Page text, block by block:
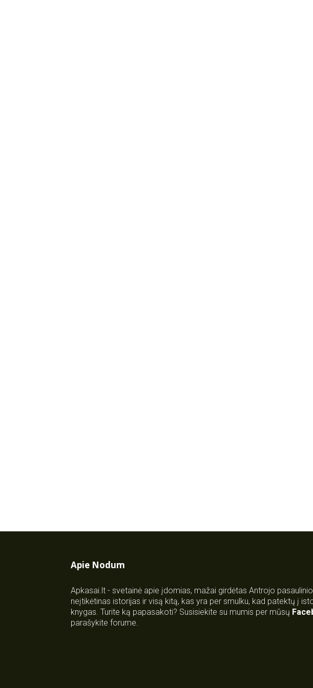
Apie Nodum
Apkasai.lt - svetainė apie įdomias, mažai girdėtas Antrojo
neįtikėtinas istorijas ir visą kitą, kas yra per smulku, kad patektų į
knygas. Turite ką papasakoti? Susisiekite su mumis per mūsų
parašykite forume.